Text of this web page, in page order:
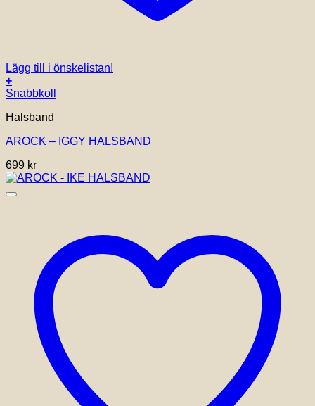
Lägg till i önskelistan!
+
Snabbkoll
Halsband
AROCK – IGGY HALSBAND
699 kr